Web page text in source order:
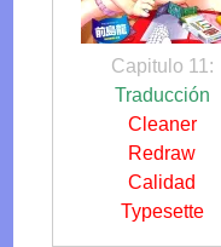
Capitulo 11:
Traducción
Cleaner
Redraw
Calidad
Typesette